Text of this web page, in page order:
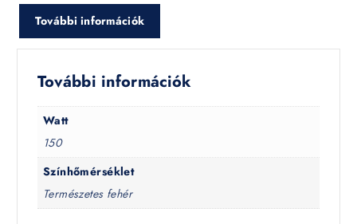
További információk
További információk
Watt
150
Színhőmérséklet
Természetes fehér